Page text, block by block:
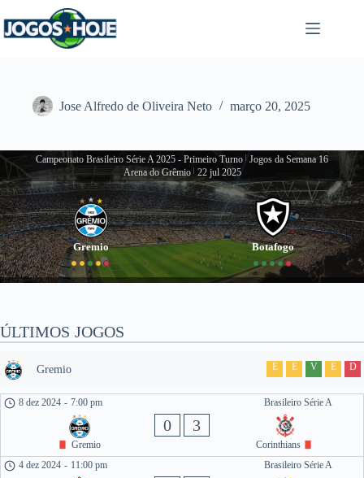
para
o
Jose Alfredo de Oliveira Neto março 20, 2025
Campeonato Brasileiro Série A 2025 - Primeiro Turno | Jogos da Semana 16
Arena do Grêmio
22 jul 2025
Gremio Botafogo
ÚLTIMOS JOGOS
Gremio E E V E D
Brasileiro Série A
8 dez 2024 - 7:00 pm
Gremio
0 3
Corinthians
Brasileiro Série A
4 dez 2024 - 11:00 pm